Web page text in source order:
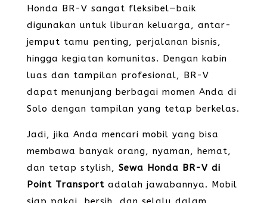
Honda BR-V sangat fleksibel—baik
digunakan untuk liburan keluarga, antar-
jemput tamu penting, perjalanan bisnis,
hingga kegiatan komunitas. Dengan kabin
luas dan tampilan profesional, BR-V
dapat menunjang berbagai momen Anda di
Solo dengan tampilan yang tetap berkelas.
Jadi, jika Anda mencari mobil yang bisa
membawa banyak orang, nyaman, hemat,
dan tetap stylish, Sewa Honda BR-V di
Point Transportadalah jawabannya. Mobil